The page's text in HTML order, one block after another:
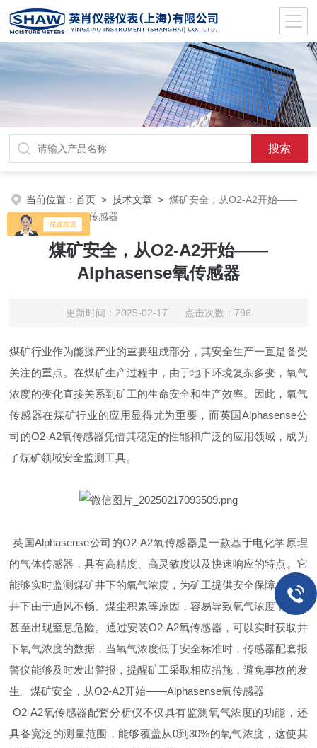
当前位置：首页 >技术文章 >煤矿安全，从O2-A2开始——
Alphasense氧传感器
煤矿安全，从O2-A2开始——
Alphasense氧传感器
更新时间：2025-02-17 点击次数：796
煤矿行业作为能源产业的重要组成部分，其安全生产一直是备受
关注的重点。在煤矿生产过程中，由于地下环境复杂多变，氧气
浓度的变化直接关系到矿工的生命安全和生产效率。因此，氧气
传感器在煤矿行业的应用显得尤为重要，而英国Alphasense公
司的O2-A2氧传感器凭借其稳定的性能和广泛的应用领域，成为
了煤矿领域安全监测工具。
英国Alphasense公司的O2-A2氧传感器是一款基于电化学原理
的气体传感器，具有高精度、高灵敏度以及快速响应的特点。它
能够实时监测煤矿井下的氧气浓度，为矿工提供安全保障。煤矿
井下由于通风不畅、煤尘积累等原因，容易导致氧气浓度下降，
甚至出现窒息危险。通过安装O2-A2氧传感器，可以实时获取井
下氧气浓度的数据，当氧气浓度低于安全标准时，传感器配套报
警仪能够及时发出警报，提醒矿工采取相应措施，避免事故的发
生。煤矿安全，从O2-A2开始——Alphasense氧传感器
O2-A2氧传感器配套分析仪不仅具有监测氧气浓度的功能，还
具备宽泛的测量范围，能够覆盖从0到30%的氧气浓度，这使其